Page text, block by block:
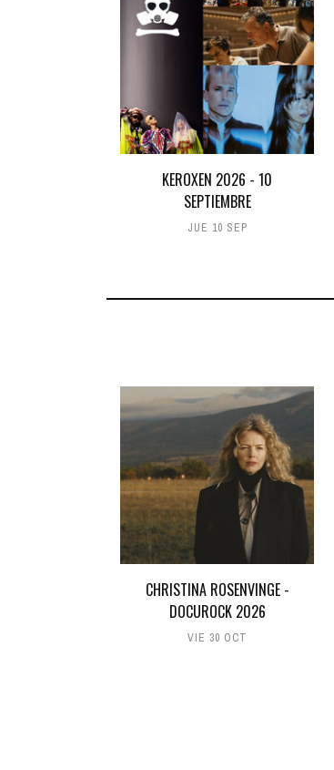
KEROXEN 2026 - 10
SEPTIEMBRE
JUE 10 SEP
CHRISTINA ROSENVINGE -
DOCUROCK 2026
VIE 30 OCT